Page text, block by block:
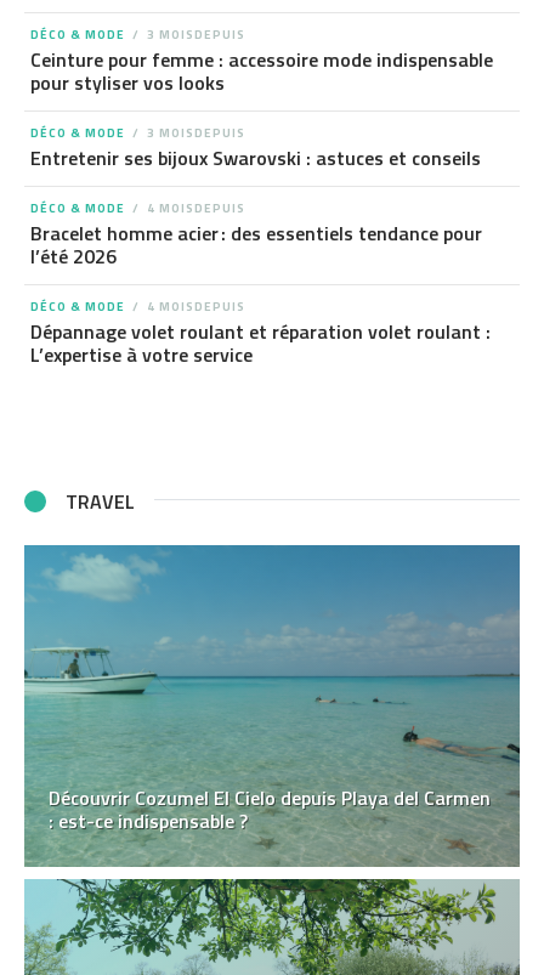
DÉCO & MODE 3 MOISDEPUIS
Ceinture pour femme : accessoire mode indispensable
pour styliser vos looks
DÉCO & MODE 3 MOISDEPUIS
Entretenir ses bijoux Swarovski : astuces et conseils
DÉCO & MODE 4 MOISDEPUIS
Bracelet homme acier : des essentiels tendance pour
l’été 2026
DÉCO & MODE 4 MOISDEPUIS
Dépannage volet roulant et réparation volet roulant :
L’expertise à votre service
TRAVEL
Découvrir Cozumel El Cielo depuis Playa del Carmen
: est-ce indispensable ?